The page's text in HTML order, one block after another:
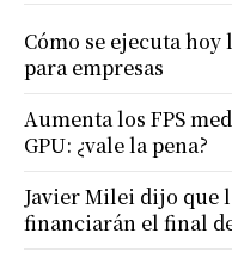
Cómo se ejecuta
para empresas
Aumenta los FPS
GPU: ¿vale la pena?
Javier Milei dijo que
financiarán el final